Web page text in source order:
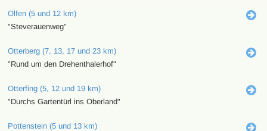
Olfen (5 und 12 km)
"Steverauenweg"
Otterberg (7, 13, 17 und 23 km)
"Rund um den Drehenthalerhof"
Otterfing (5, 12 und 19 km)
"Durchs Gartentürl ins Oberland"
Pottenstein (5 und 13 km)